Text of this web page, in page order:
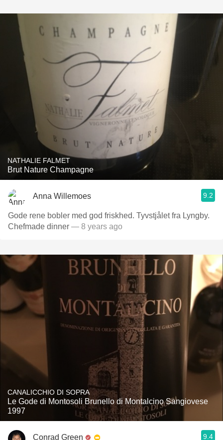
NATHALIE FALMET
Brut Nature Champagne
Anna Willemoes 9.2
Gode rene bobler med god friskhed. Tyvstjålet fra Lyngby.
Chefmade dinner — 8 years ago
CANALICCHIO DI SOPRA
Le Gode di Montosoli Brunello di Montalcino Sangiovese
1997
Conrad Green 9.4